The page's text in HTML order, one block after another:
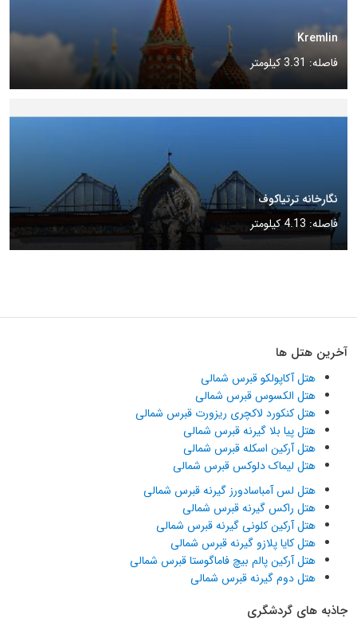
Kremlin
فاصله: 3.31 کیلومتر
نگارخانه ترتیاکوف
فاصله: 4.13 کیلومتر
آخرین هتل ها
هتل آکاپولکو قبرس شمالی
هتل الکسوس قبرس شمالی
هتل کنکورد لاکچری ریزورت قبرس شمالی
هتل پیا بلا گیرنه قبرس شمالی
هتل آرکین اسکله قبرس شمالی
هتل لیماک دلوکس قبرس شمالی
هتل لس آمباسادورز گیرنه قبرس شمالی
هتل راکس گیرنه قبرس شمالی
هتل آرکین کلونی گیرنه قبرس شمالی
هتل کایا پلازو گیرنه قبرس شمالی
هتل آرکین پالم بیچ فاماگوستا قبرس شمالی
هتل دوم گیرنه قبرس شمالی
جاذبه های گردشگری